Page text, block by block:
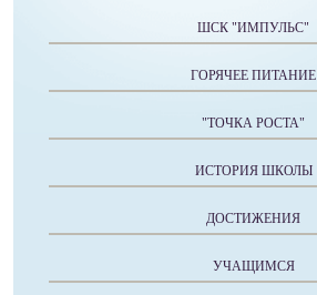
ШСК "ИМПУЛЬС"
ГОРЯЧЕЕ ПИТАНИЕ
"ТОЧКА РОСТА"
ИСТОРИЯ ШКОЛЫ
ДОСТИЖЕНИЯ
УЧАЩИМСЯ